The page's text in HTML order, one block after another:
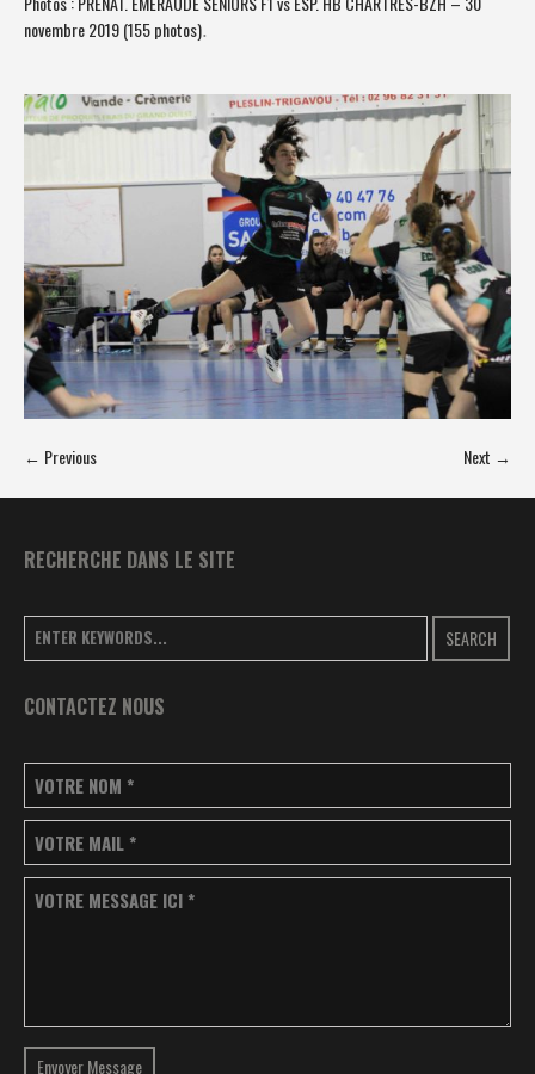
novembre 2019 (155 photos).
← Previous Next →
RECHERCHE DANS LE SITE
SEARCH
CONTACTEZ NOUS
VOTRE NOM *
VOTRE MAIL *
VOTRE MESSAGE ICI *
Envoyer Message